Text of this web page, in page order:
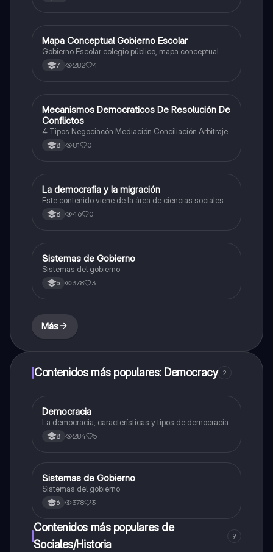
Sociales/Historia
Mapa Conceptual Gobierno Escolar
Gobierno Escolar colegio público, mapa conceptual
7 282 4
Sociales/Historia
Mecanismos Democraticos De Resolución De
Conflictos
4 Tipos Negociacón Mediación Conciliación Arbitraje
8 81 0
Sociales/Historia
La democrafia y la migración
Este contenido viene de la área de ciencias sociales
8 46 0
Sociales/Historia
Sistemas de Gobierno
Sistemas del gobierno
6 378 3
Más
Contenidos más populares: Democracy 2
Sociales/Historia
Democracia
La democracia, características y tipos de democracia
8 284 5
Sociales/Historia
Sistemas de Gobierno
Sistemas del gobierno
6 378 3
Contenidos más populares de
Sociales/Historia
9